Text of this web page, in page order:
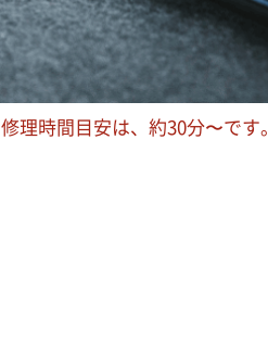
修理時間目安は、約30分〜です。